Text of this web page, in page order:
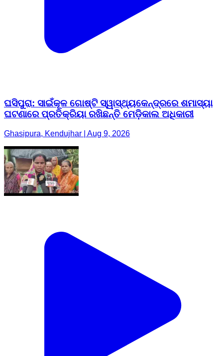
ଘସିପୁରା: ସାଇଁକୂଳ ଗୋଷ୍ଟି ସ୍ୱାସ୍ଥ୍ୟକେନ୍ଦ୍ରରେ ଶମାସ୍ୟା
ଘଟଣାରେ ପ୍ରତିକ୍ରିୟା ରଖିଛନ୍ତି ମେଡ଼ିକାଲ ଅଧିକାରୀ
Ghasipura, Kendujhar | Aug 9, 2026